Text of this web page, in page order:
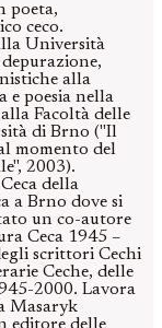
poeta,
ceco.
Università
alla
e poesia nella
Facoltà delle
di Brno ("Il
momento del
2003).
della
a Brno dove si
un co-autore
Ceca 1945 –
scrittori Cechi
Ceche, delle
2000. Lavora
Masaryk